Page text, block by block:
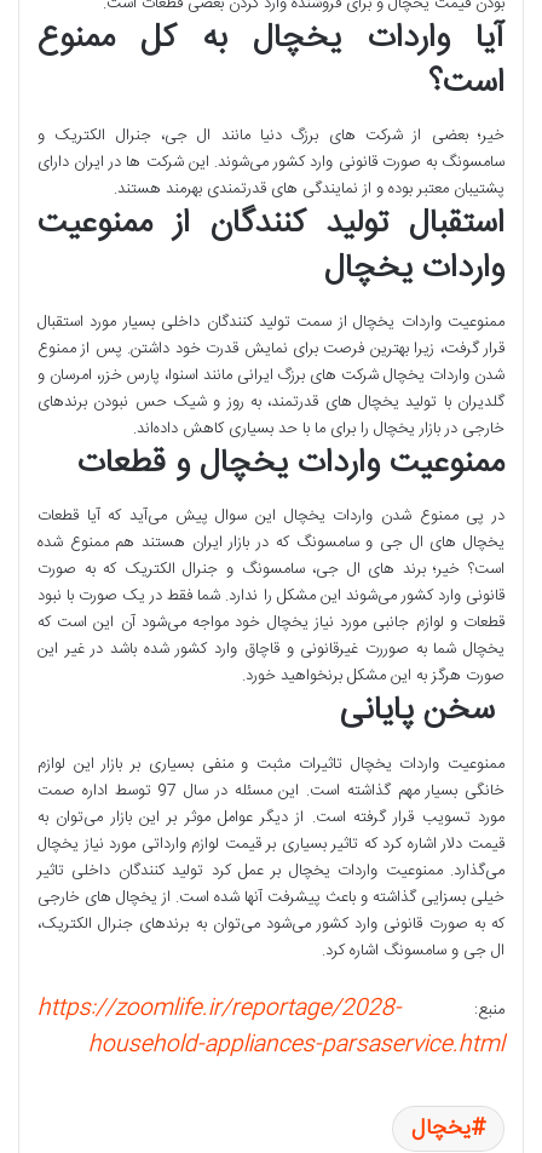
آیا واردات یخچال به کل ممنوع
است؟
خیر؛ بعضی از شرکت های برزگ دنیا مانند ال جی، جنرال الکتریک و
سامسونگ به صورت قانونی وارد کشور می‌شوند. این شرکت ها در ایران دارای
پشتیبان معتبر بوده و از نمایندگی های قدرتمندی بهرمند هستند.
استقبال تولید کنندگان از ممنوعیت
واردات یخچال
ممنوعیت واردات یخچال از سمت تولید کنندگان داخلی بسیار مورد استقبال
قرار گرفت، زیرا بهترین فرصت برای نمایش قدرت خود داشتن. پس از ممنوع
شدن واردات یخچال شرکت های برزگ ایرانی مانند اسنوا، پارس خزر، امرسان و
گلدیران با تولید یخچال های قدرتمند، به روز و شیک حس نبودن برندهای
خارجی در بازار یخچال را برای ما با حد بسیاری کاهش داده‌اند.
ممنوعیت واردات یخچال و قطعات
در پی ممنوع شدن واردات یخچال این سوال پیش می‌آید که آیا قطعات
یخچال های ال جی و سامسونگ که در بازار ایران هستند هم ممنوع شده
است؟ خیر؛ برند های ال جی، سامسونگ و جنرال الکتریک که به صورت
قانونی وارد کشور می‌شوند این مشکل را ندارد. شما فقط در یک صورت با نبود
قطعات و لوازم جانبی مورد نیاز یخچال خود مواجه می‌شود آن این است که
یخچال شما به صوررت غیرقانونی و قاچاق وارد کشور شده باشد در غیر این
صورت هرگز به این مشکل برنخواهید خورد.
سخن پایانی
ممنوعیت واردات یخچال تاثیرات مثبت و منفی بسیاری بر بازار این لوازم
خانگی بسیار مهم گذاشته است. این مسئله در سال 97 توسط اداره صمت
مورد تسویب قرار گرفته است. از دیگر عوامل موثر بر این بازار می‌توان به
قیمت دلار اشاره کرد که تاثیر بسیاری بر قیمت لوازم وارداتی مورد نیاز یخچال
می‌گذارد. ممنوعیت واردات یخچال بر عمل کرد تولید کنندگان داخلی تاثیر
خیلی بسزایی گذاشته و باعث پیشرفت آنها شده است. از یخچال های خارجی
که به صورت قانونی وارد کشور می‌شود می‌توان به برندهای جنرال الکتریک،
ال جی و سامسونگ اشاره کرد.
منبع:
https://zoomlife.ir/reportage/2028-
household-appliances-parsaservice.html
یخچال